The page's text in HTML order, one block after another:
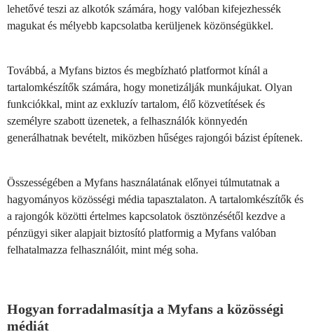
lehetővé teszi az alkotók számára, hogy valóban kifejezhessék
magukat és mélyebb kapcsolatba kerüljenek közönségükkel.
Továbbá, a Myfans biztos és megbízható platformot kínál a
tartalomkészítők számára, hogy monetizálják munkájukat. Olyan
funkciókkal, mint az exkluzív tartalom, élő közvetítések és
személyre szabott üzenetek, a felhasználók könnyedén
generálhatnak bevételt, miközben hűséges rajongói bázist építenek.
Összességében a Myfans használatának előnyei túlmutatnak a
hagyományos közösségi média tapasztalaton. A tartalomkészítők és
a rajongók közötti értelmes kapcsolatok ösztönzésétől kezdve a
pénzügyi siker alapjait biztosító platformig a Myfans valóban
felhatalmazza felhasználóit, mint még soha.
Hogyan forradalmasítja a Myfans a közösségi
médiát